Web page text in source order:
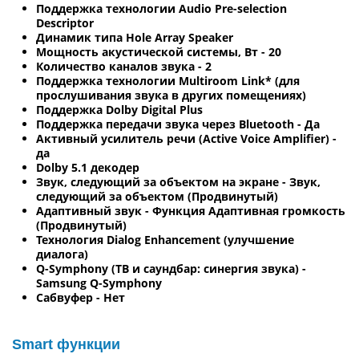
Поддержка технологии Audio Pre-selection
Descriptor
Динамик типа Hole Array Speaker
Мощность акустической системы, Вт - 20
Количество каналов звука - 2
Поддержка технологии Multiroom Link* (для
прослушивания звука в других помещениях)
Поддержка Dolby Digital Plus
Поддержка передачи звука через Bluetooth - Да
Активный усилитель речи (Active Voice Amplifier) -
да
Dolby 5.1 декодер
Звук, следующий за объектом на экране - Звук,
следующий за объектом (Продвинутый)
Адаптивный звук - Функция Адаптивная громкость
(Продвинутый)
Технология Dialog Enhancement (улучшение
диалога)
Q-Symphony (ТВ и саундбар: синергия звука) -
Samsung Q-Symphony
Сабвуфер - Нет
Smart функции